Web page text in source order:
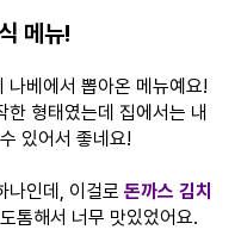
메뉴!
나베에서 뽑아온 메뉴예요!
한 형태였는데 집에서는 내
있어서 좋네요!
나인데, 이걸로 돈까스 김치
톰해서 너무 맛있었어요.